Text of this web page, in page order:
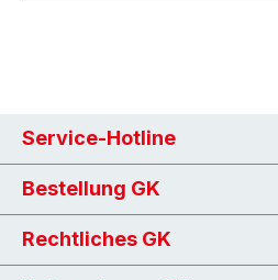
Service-Hotline
Bestellung GK
Rechtliches GK